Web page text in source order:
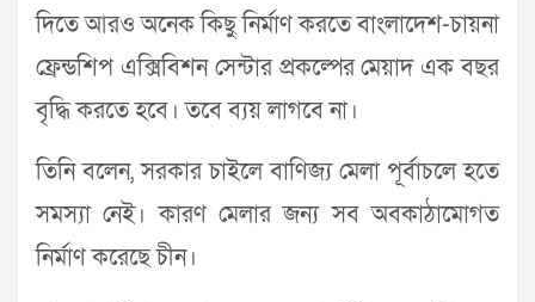
দিতে আরও অনেক কিছু নির্মাণ করতে বাংলাদেশ-চায়না
ফ্রেন্ডশিপ এক্সিবিশন সেন্টার প্রকল্পের মেয়াদ এক বছর
বৃদ্ধি করতে হবে। তবে ব্যয় লাগবে না।
তিনি বলেন, সরকার চাইলে বাণিজ্য মেলা পূর্বাচলে হতে
সমস্যা নেই। কারণ মেলার জন্য সব অবকাঠামোগত
নির্মাণ করেছে চীন।